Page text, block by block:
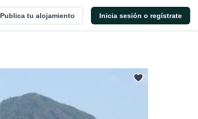
Publica tu alojamiento Inicia sesión o regístrate